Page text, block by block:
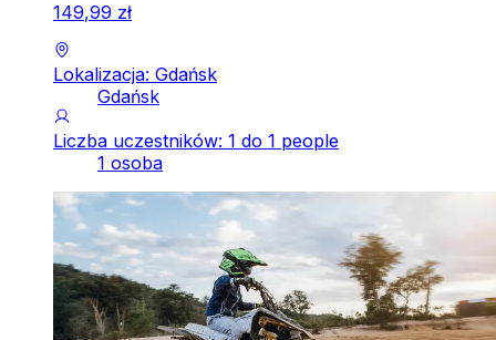
149,99 zł
Lokalizacja: Gdańsk
Gdańsk
Liczba uczestników: 1 do 1 people
1 osoba